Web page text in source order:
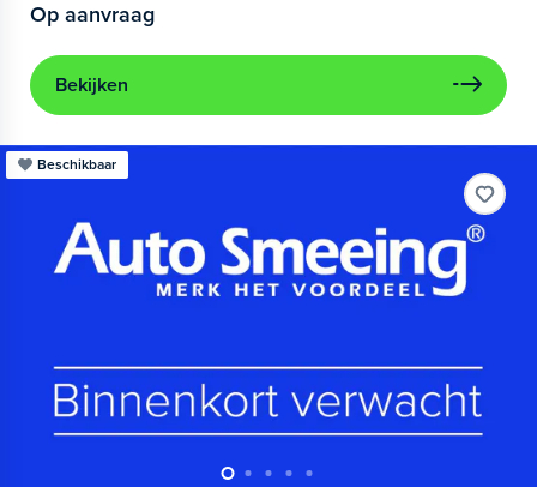
Op aanvraag
Bekijken
Beschikbaar